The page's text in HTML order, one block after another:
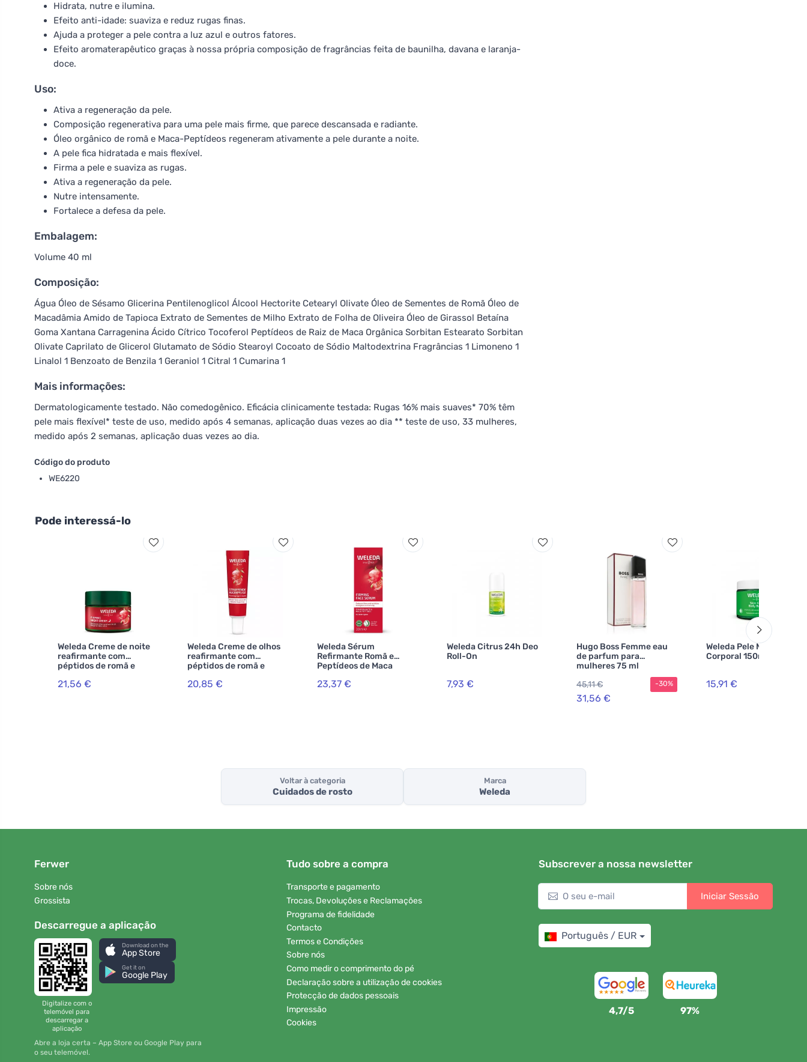
Hidrata, nutre e ilumina.
Efeito anti-idade: suaviza e reduz rugas finas.
Ajuda a proteger a pele contra a luz azul e outros fatores.
Efeito aromaterapêutico graças à nossa própria composição de fragrâncias feita de baunilha, davana e laranja-
doce.
Uso:
Ativa a regeneração da pele.
Composição regenerativa para uma pele mais firme, que parece descansada e radiante.
Óleo orgânico de romã e Maca-Peptídeos regeneram ativamente a pele durante a noite.
A pele fica hidratada e mais flexível.
Firma a pele e suaviza as rugas.
Ativa a regeneração da pele.
Nutre intensamente.
Fortalece a defesa da pele.
Embalagem:
Volume 40 ml
Composição:
Água Óleo de Sésamo Glicerina Pentilenoglicol Álcool Hectorite Cetearyl Olivate Óleo de Sementes de Romã Óleo de
Macadâmia Amido de Tapioca Extrato de Sementes de Milho Extrato de Folha de Oliveira Óleo de Girassol Betaína
Goma Xantana Carragenina Ácido Cítrico Tocoferol Peptídeos de Raiz de Maca Orgânica Sorbitan Estearato Sorbitan
Olivate Caprilato de Glicerol Glutamato de Sódio Stearoyl Cocoato de Sódio Maltodextrina Fragrâncias 1 Limoneno 1
Linalol 1 Benzoato de Benzila 1 Geraniol 1 Citral 1 Cumarina 1
Mais informações:
Dermatologicamente testado. Não comedogênico. Eficácia clinicamente testada: Rugas 16% mais suaves* 70% têm
pele mais flexível* teste de uso, medido após 4 semanas, aplicação duas vezes ao dia ** teste de uso, 33 mulheres,
medido após 2 semanas, aplicação duas vezes ao dia.
Código do produto
WE6220
Pode interessá-lo
Weleda Creme de noite
reafirmante com
péptidos de romã e
21,56 €
Weleda Creme de olhos
reafirmante com
péptidos de romã e
20,85 €
Weleda Sérum
Refirmante Romã e
Peptídeos de Maca
23,37 €
Weleda Citrus 24h Deo
Roll-On
7,93 €
Hugo Boss Femme eau
de parfum para
mulheres 75 ml
45,11 €
31,56 €
-30%
Weleda Pele Manteiga
Corporal 150ml
15,91 €
Voltar à categoria
Cuidados de rosto
Marca
Weleda
Ferwer
Sobre nós
Grossista
Descarregue a aplicação
Digitalize com o
telemóvel para
descarregar a
aplicação
Download on the
App Store
Get it on
Google Play
Abre a loja certa – App Store ou Google Play para
o seu telemóvel.
Tudo sobre a compra
Transporte e pagamento
Trocas, Devoluções e Reclamações
Programa de fidelidade
Contacto
Termos e Condições
Sobre nós
Como medir o comprimento do pé
Declaração sobre a utilização de cookies
Protecção de dados pessoais
Impressão
Cookies
Subscrever a nossa newsletter
Iniciar Sessão
Português / EUR
4,7/5 97%